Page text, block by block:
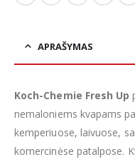
APRAŠYMAS
Koch-Chemie Fresh Up
nemaloniems kvapams
kemperiuose, laivuose,
komercinėse patalpose.